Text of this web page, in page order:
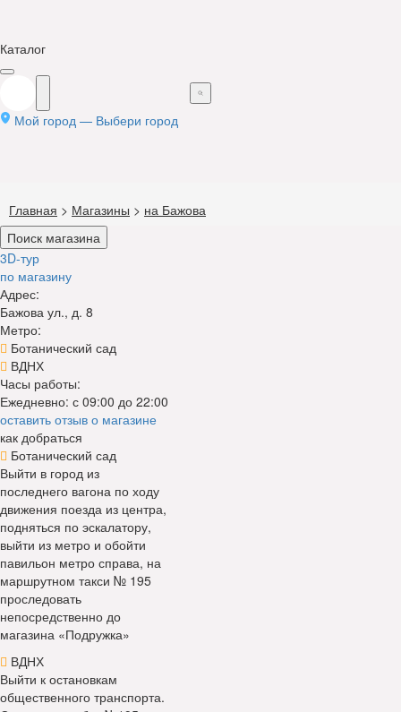
Каталог
Мой город — Выбери город
Главная > Магазины > на Бажова
Поиск магазина
3D-тур
по магазину
Адрес:
Бажова ул., д. 8
Метро:
Ботанический сад
ВДНХ
Часы работы:
Ежедневно: с 09:00 до 22:00
оставить отзыв о магазине
как добраться
Ботанический сад
Выйти в город из
последнего вагона по ходу
движения поезда из центра,
подняться по эскалатору,
выйти из метро и обойти
павильон метро справа, на
маршрутном такси № 195
проследовать
непосредственно до
магазина «Подружка»
ВДНХ
Выйти к остановкам
общественного транспорта.